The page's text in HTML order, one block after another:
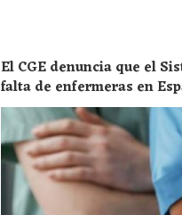
El CGE denuncia que el
falta de enfermeras en
toda la población